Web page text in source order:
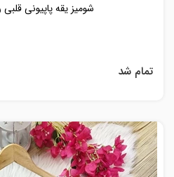
شومیز یقه پاپیونی
تمام شد